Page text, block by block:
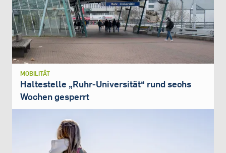
MOBILITÄT
Haltestelle „Ruhr-Universität“ rund sechs
Wochen gesperrt